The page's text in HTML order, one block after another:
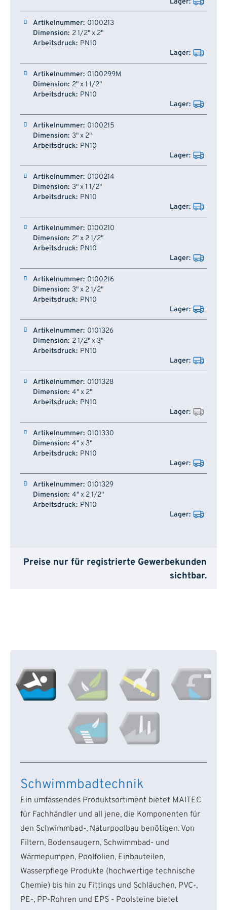
0100213
2 1/2" x 2"
PN10
0100299M
2" x 1 1/2"
PN10
0100215
3" x 2"
PN10
0100214
3" x 1 1/2"
PN10
0100210
2" x 2 1/2"
PN10
0100216
3" x 2 1/2"
PN10
0101326
2 1/2" x 3"
PN10
0101328
4" x 2"
PN10
0101330
4" x 3"
PN10
0101329
4" x 2 1/2"
PN10
Preise nur für registrierte Gewerbekunden
sichtbar.
Schwimmbadtechnik
Ein umfassendes Produktsortiment bietet MAITEC
für Fachhändler und all jene, die Komponenten für
den Schwimmbad-, Naturpoolbau benötigen. Von
Filtern, Bodensaugern, Schwimmbad- und
Wärmepumpen, Poolfolien, Einbauteilen,
Wasserpflege Produkte (hochwertige technische
Chemie) bis hin zu Fittings und Schläuchen, PVC-,
PE-, PP-Rohren und EPS - Poolsteine bietet